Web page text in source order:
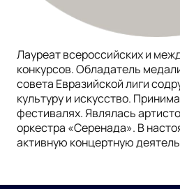
Лауреат всероссийских и
конкурсов. Обладатель
совета Евразийской лиги
культуру и искусство.
фестивалях. Являлась
оркестра «Серенада». В
активную концертную